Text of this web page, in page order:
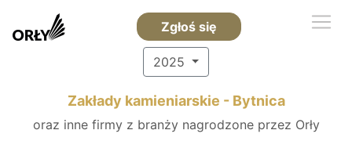
Zgłoś się
2025
Zakłady kamieniarskie - Bytnica
oraz inne firmy z branży nagrodzone przez Orły